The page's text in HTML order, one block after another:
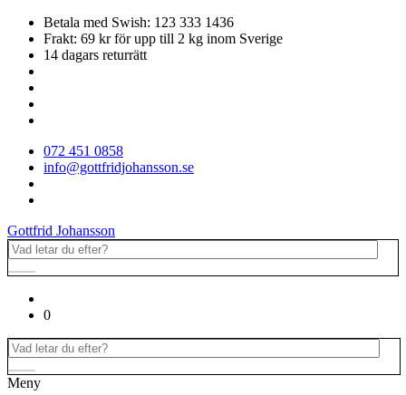
Betala med Swish: 123 333 1436
Frakt: 69 kr för upp till 2 kg inom Sverige
14 dagars returrätt
072 451 0858
info@gottfridjohansson.se
Gottfrid Johansson
0
Meny